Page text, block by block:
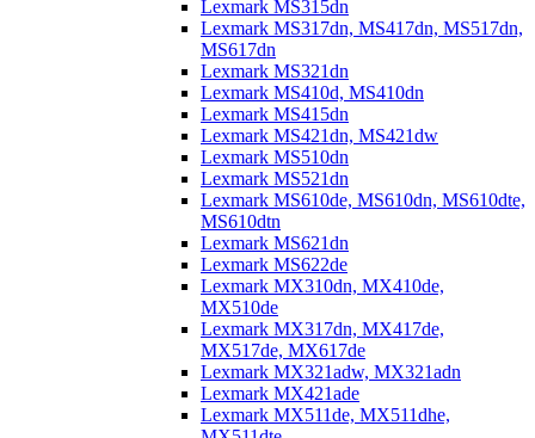
Lexmark MS315dn
Lexmark MS317dn, MS417dn, MS517dn,
MS617dn
Lexmark MS321dn
Lexmark MS410d, MS410dn
Lexmark MS415dn
Lexmark MS421dn, MS421dw
Lexmark MS510dn
Lexmark MS521dn
Lexmark MS610de, MS610dn, MS610dte,
MS610dtn
Lexmark MS621dn
Lexmark MS622de
Lexmark MX310dn, MX410de,
MX510de
Lexmark MX317dn, MX417de,
MX517de, MX617de
Lexmark MX321adw, MX321adn
Lexmark MX421ade
Lexmark MX511de, MX511dhe,